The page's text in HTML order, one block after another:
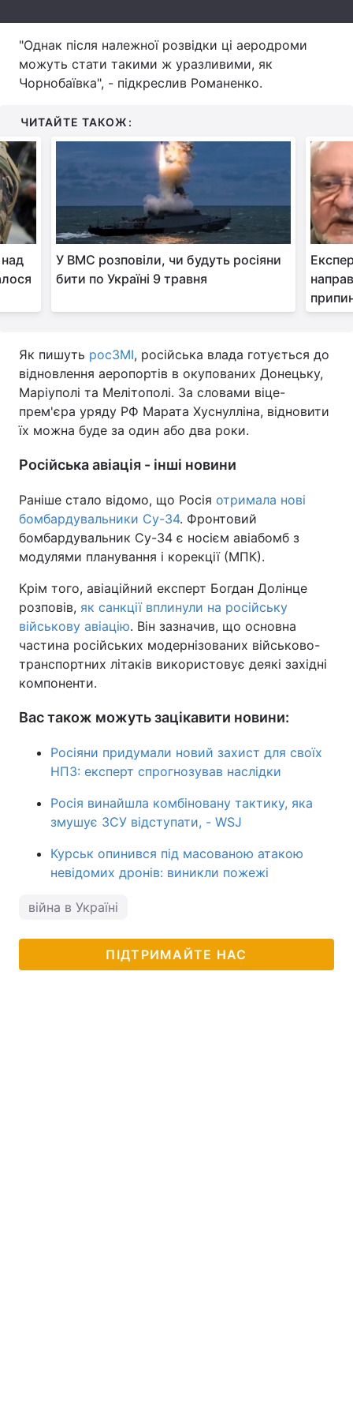
Тема оформлення
"Однак після належної розвідки ці аеродроми
можуть стати такими ж уразливими, як
Чорнобаївка", - підкреслив Романенко.
ЧИТАЙТЕ ТАКОЖ:
У ВМС розповіли, чи будуть росіяни
бити по Україні 9 травня
Як пишуть росЗМІ, російська влада готується до
відновлення аеропортів в окупованих Донецьку,
Маріуполі та Мелітополі. За словами віце-
прем'єра уряду РФ Марата Хуснулліна, відновити
їх можна буде за один або два роки.
Російська авіація - інші новини
Раніше стало відомо, що Росія отримала нові
бомбардувальники Су-34. Фронтовий
бомбардувальник Су-34 є носієм авіабомб з
модулями планування і корекції (МПК).
Крім того, авіаційний експерт Богдан Долінце
розповів, як санкції вплинули на російську
військову авіацію. Він зазначив, що основна
частина російських модернізованих військово-
транспортних літаків використовує деякі західні
компоненти.
Вас також можуть зацікавити новини:
Росіяни придумали новий захист для своїх
НПЗ: експерт спрогнозував наслідки
Росія винайшла комбіновану тактику, яка
змушує ЗСУ відступати, - WSJ
Курськ опинився під масованою атакою
невідомих дронів: виникли пожежі
війна в Україні
ПІДТРИМАЙТЕ НАС